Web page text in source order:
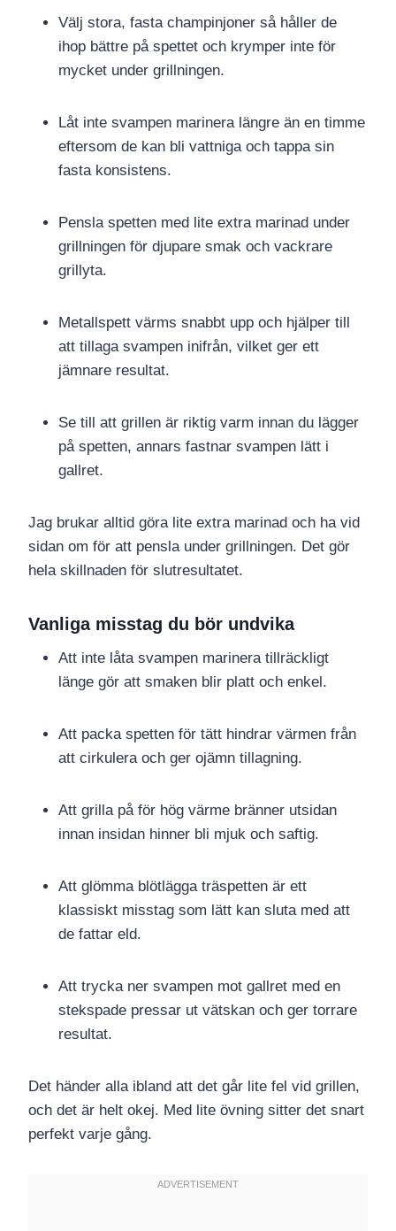
Välj stora, fasta champinjoner så håller de
ihop bättre på spettet och krymper inte för
mycket under grillningen.
Låt inte svampen marinera längre än en timme
eftersom de kan bli vattniga och tappa sin
fasta konsistens.
Pensla spetten med lite extra marinad under
grillningen för djupare smak och vackrare
grillyta.
Metallspett värms snabbt upp och hjälper till
att tillaga svampen inifrån, vilket ger ett
jämnare resultat.
Se till att grillen är riktig varm innan du lägger
på spetten, annars fastnar svampen lätt i
gallret.
Jag brukar alltid göra lite extra marinad och ha vid
sidan om för att pensla under grillningen. Det gör
hela skillnaden för slutresultatet.
Vanliga misstag du bör undvika
Att inte låta svampen marinera tillräckligt
länge gör att smaken blir platt och enkel.
Att packa spetten för tätt hindrar värmen från
att cirkulera och ger ojämn tillagning.
Att grilla på för hög värme bränner utsidan
innan insidan hinner bli mjuk och saftig.
Att glömma blötlägga träspetten är ett
klassiskt misstag som lätt kan sluta med att
de fattar eld.
Att trycka ner svampen mot gallret med en
stekspade pressar ut vätskan och ger torrare
resultat.
Det händer alla ibland att det går lite fel vid grillen,
och det är helt okej. Med lite övning sitter det snart
perfekt varje gång.